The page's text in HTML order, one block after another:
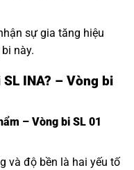
sự gia tăng hiệu
này.
INA? – Vòng bi
– Vòng bi SL 01
và độ bền là hai yếu tố